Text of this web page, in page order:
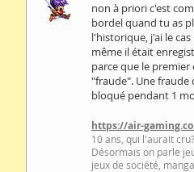
non à priori c'est
bordel quand tu as
l'historique, j'ai le
même il était
parce que le
"fraude". Une fraude
bloqué pendant 1
https://air-
10 ans, qui l'aurait cru?
Désormais on parle
jeux de société,